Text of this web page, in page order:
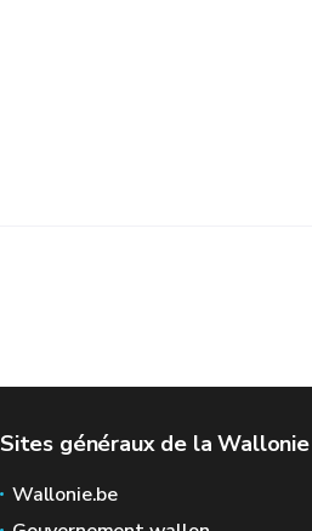
Sites généraux de la Wallonie
Wallonie.be